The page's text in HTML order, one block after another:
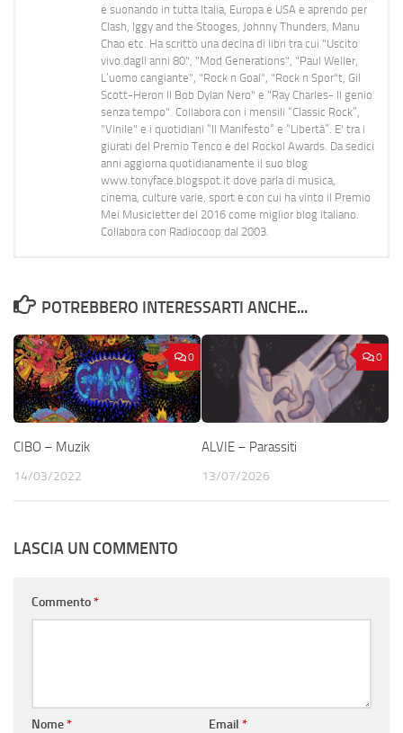
e suonando in tutta Italia, Europa e USA e aprendo per
Clash, Iggy and the Stooges, Johnny Thunders, Manu
Chao etc. Ha scritto una decina di libri tra cui "Uscito
vivo dagli anni 80", "Mod Generations", "Paul Weller,
L’uomo cangiante", "Rock n Goal", "Rock n Spor"t, Gil
Scott-Heron Il Bob Dylan Nero" e "Ray Charles- Il genio
senza tempo". Collabora con i mensili “Classic Rock”,
"Vinile" e i quotidiani “Il Manifesto” e “Libertà”. E' tra i
giurati del Premio Tenco e del Rockol Awards. Da sedici
anni aggiorna quotidianamente il suo blog
www.tonyface.blogspot.it dove parla di musica,
cinema, culture varie, sport e con cui ha vinto il Premio
Mei Musicletter del 2016 come miglior blog italiano.
Collabora con Radiocoop dal 2003.
POTREBBERO INTERESSARTI ANCHE...
0
CIBO – Muzik
14/03/2022
0
ALVIE – Parassiti
13/07/2026
LASCIA UN COMMENTO
Commento*
Nome* Email *